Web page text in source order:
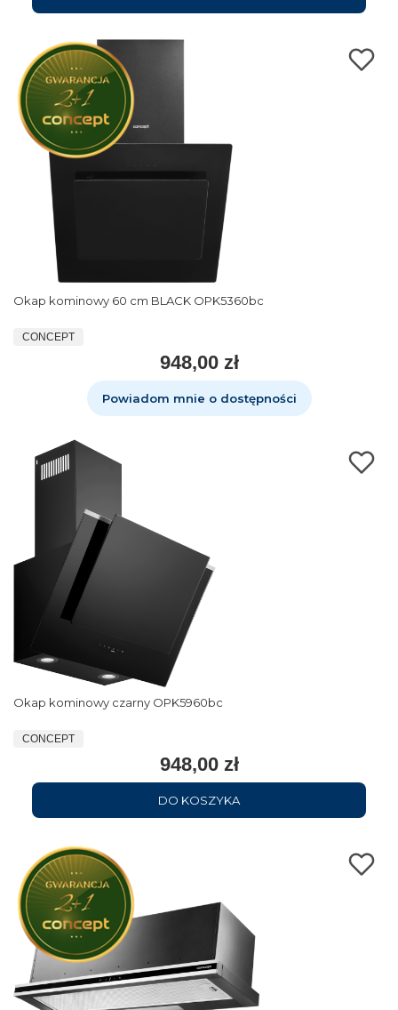
Okap kominowy 60 cm BLACK OPK5360bc
CONCEPT
948,00 zł
Powiadom mnie o dostępności
Okap kominowy czarny OPK5960bc
CONCEPT
948,00 zł
DO KOSZYKA